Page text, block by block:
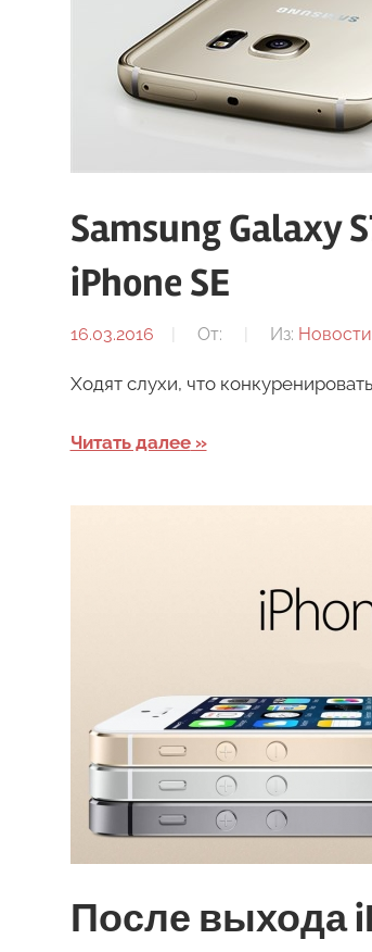
Samsung Galaxy
iPhone SE
16.03.2016 От: Из:
Ходят слухи, что
Читать далее
После выхода